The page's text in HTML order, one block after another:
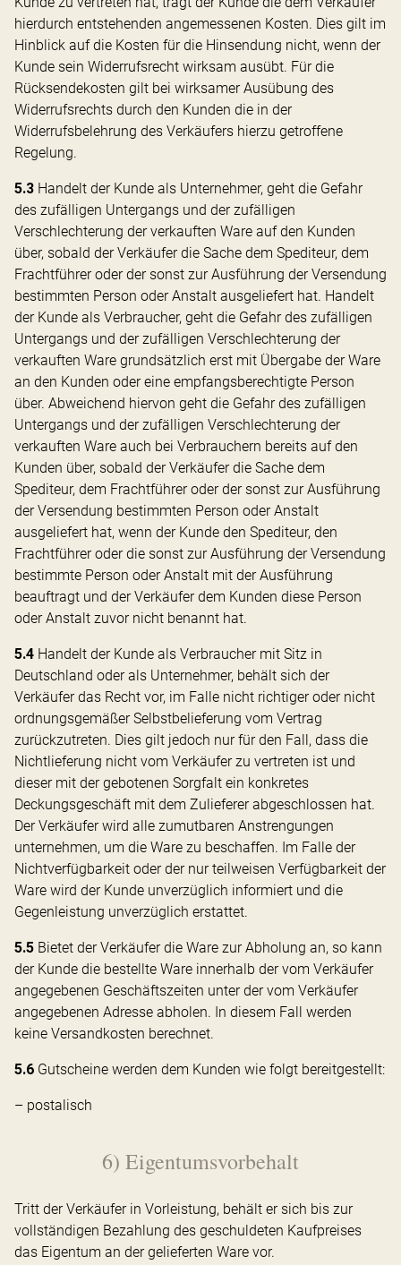
hierdurch entstehenden angemessenen Kosten. Dies gilt im
Hinblick auf die Kosten für die Hinsendung nicht, wenn der
Kunde sein Widerrufsrecht wirksam ausübt. Für die
Rücksendekosten gilt bei wirksamer Ausübung des
Widerrufsrechts durch den Kunden die in der
Widerrufsbelehrung des Verkäufers hierzu getroffene
Regelung.
5.3 Handelt der Kunde als Unternehmer, geht die Gefahr
des zufälligen Untergangs und der zufälligen
Verschlechterung der verkauften Ware auf den Kunden
über, sobald der Verkäufer die Sache dem Spediteur, dem
Frachtführer oder der sonst zur Ausführung der Versendung
bestimmten Person oder Anstalt ausgeliefert hat. Handelt
der Kunde als Verbraucher, geht die Gefahr des zufälligen
Untergangs und der zufälligen Verschlechterung der
verkauften Ware grundsätzlich erst mit Übergabe der Ware
an den Kunden oder eine empfangsberechtigte Person
über. Abweichend hiervon geht die Gefahr des zufälligen
Untergangs und der zufälligen Verschlechterung der
verkauften Ware auch bei Verbrauchern bereits auf den
Kunden über, sobald der Verkäufer die Sache dem
Spediteur, dem Frachtführer oder der sonst zur Ausführung
der Versendung bestimmten Person oder Anstalt
ausgeliefert hat, wenn der Kunde den Spediteur, den
Frachtführer oder die sonst zur Ausführung der Versendung
bestimmte Person oder Anstalt mit der Ausführung
beauftragt und der Verkäufer dem Kunden diese Person
oder Anstalt zuvor nicht benannt hat.
5.4 Handelt der Kunde als Verbraucher mit Sitz in
Deutschland oder als Unternehmer, behält sich der
Verkäufer das Recht vor, im Falle nicht richtiger oder nicht
ordnungsgemäßer Selbstbelieferung vom Vertrag
zurückzutreten. Dies gilt jedoch nur für den Fall, dass die
Nichtlieferung nicht vom Verkäufer zu vertreten ist und
dieser mit der gebotenen Sorgfalt ein konkretes
Deckungsgeschäft mit dem Zulieferer abgeschlossen hat.
Der Verkäufer wird alle zumutbaren Anstrengungen
unternehmen, um die Ware zu beschaffen. Im Falle der
Nichtverfügbarkeit oder der nur teilweisen Verfügbarkeit der
Ware wird der Kunde unverzüglich informiert und die
Gegenleistung unverzüglich erstattet.
5.5 Bietet der Verkäufer die Ware zur Abholung an, so kann
der Kunde die bestellte Ware innerhalb der vom Verkäufer
angegebenen Geschäftszeiten unter der vom Verkäufer
angegebenen Adresse abholen. In diesem Fall werden
keine Versandkosten berechnet.
5.6 Gutscheine werden dem Kunden wie folgt bereitgestellt:
– postalisch
6) Eigentumsvorbehalt
Tritt der Verkäufer in Vorleistung, behält er sich bis zur
vollständigen Bezahlung des geschuldeten Kaufpreises
das Eigentum an der gelieferten Ware vor.